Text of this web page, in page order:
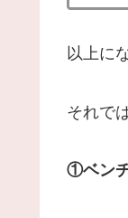
以上に
それで
①ベン